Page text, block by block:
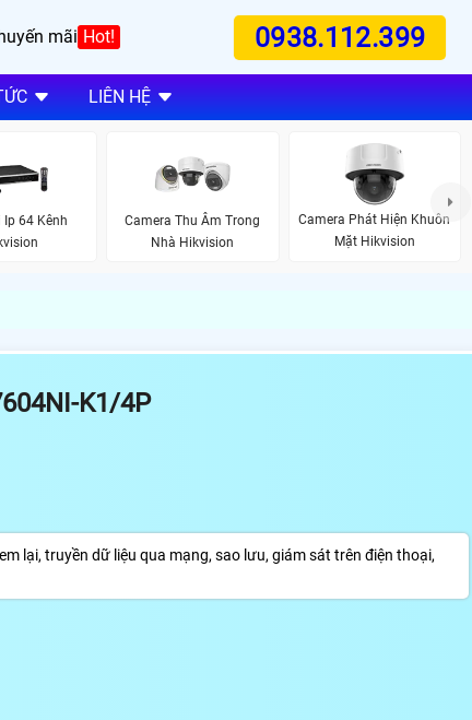
mãi Hot! 0938.112.399
LIÊN HỆ
Ip 64 Kênh
Camera Thu Âm Trong
Nhà Hikvision
Camera Phát Hiện Khuôn
Mặt Hikvision
K1/4P
lại, truyền dữ liệu qua mạng, sao lưu, giám sát trên điện thoại,